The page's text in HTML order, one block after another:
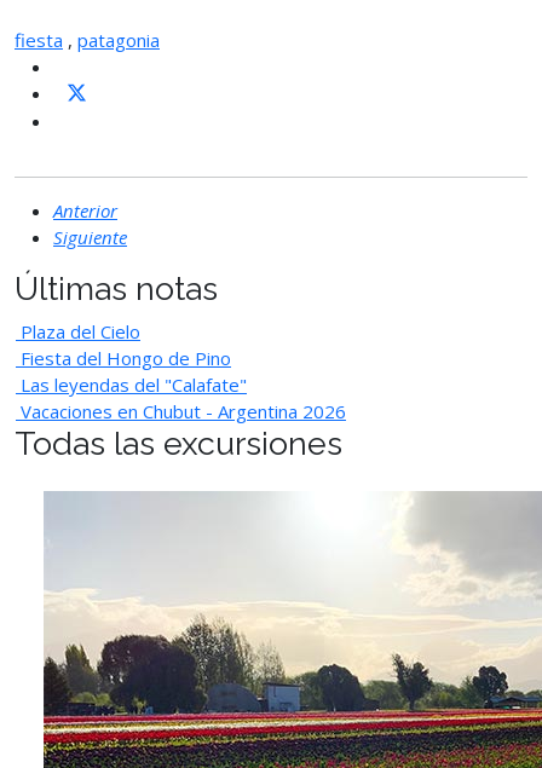
fiesta , patagonia
Anterior
Siguiente
Últimas notas
Plaza del Cielo
Fiesta del Hongo de Pino
Las leyendas del "Calafate"
Vacaciones en Chubut - Argentina 2026
Todas las excursiones